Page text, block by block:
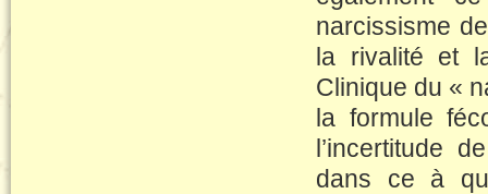
narcissisme
la rivalité et
Clinique du «
la formule
l’incertitude
dans ce à